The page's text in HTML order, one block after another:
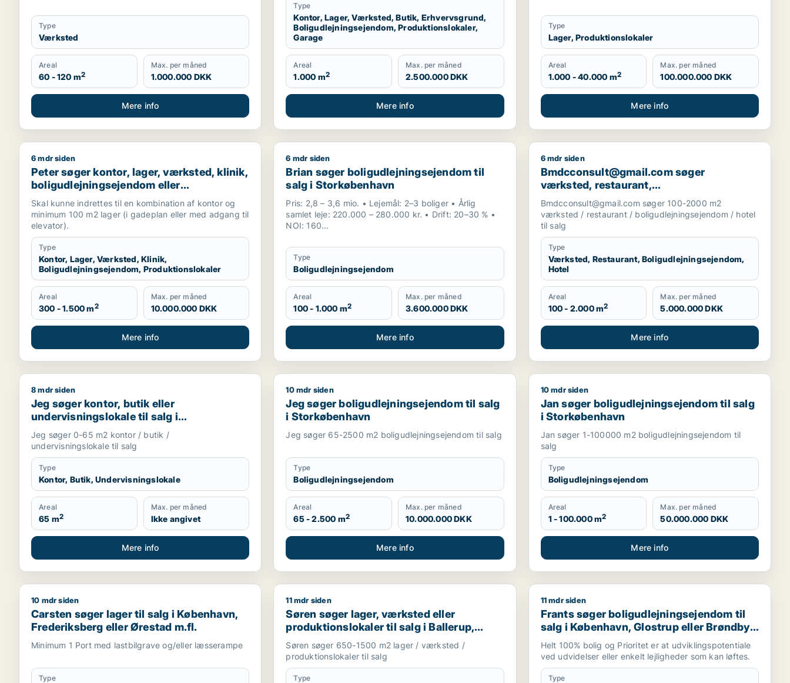
Type
Værksted
Areal
60 - 120 m2
Max. per måned
1.000.000 DKK
Mere info
Type
Kontor, Lager, Værksted, Butik, Erhvervsgrund,
Boligudlejningsejendom, Produktionslokaler,
Garage
Areal
1.000 m2
Max. per måned
2.500.000 DKK
Mere info
Type
Lager, Produktionslokaler
Areal
1.000 - 40.000 m2
Max. per måned
100.000.000 DKK
Mere info
Peter søger kontor, lager, værksted, klinik, boligudlejningsejendom eller produktionslokaler til salg i Frederiksberg, Østerbro eller Nordhavn m.fl.
6 mdr siden
Peter søger kontor, lager, værksted, klinik,
boligudlejningsejendom eller
produktionslokaler til salg i Frederiksberg,
Østerbro eller Nordhavn m.fl.
Skal kunne indrettes til en kombination af kontor og
minimum 100 m2 lager (i gadeplan eller med adgang til
elevator).
Type
Kontor, Lager, Værksted, Klinik,
Boligudlejningsejendom, Produktionslokaler
Areal
300 - 1.500 m2
Max. per måned
10.000.000 DKK
Mere info
Brian søger boligudlejningsejendom til salg i Storkøbenhavn
6 mdr siden
Brian søger boligudlejningsejendom til
salg i Storkøbenhavn
Pris: 2,8 – 3,6 mio. • Lejemål: 2–3 boliger • Årlig
samlet leje: 220.000 – 280.000 kr. • Drift: 20–30 % •
NOI: 160...
Type
Boligudlejningsejendom
Areal
100 - 1.000 m2
Max. per måned
3.600.000 DKK
Mere info
Bmdcconsult@gmail.com søger værksted,
6 mdr siden
Bmdcconsult@gmail.com søger
værksted, restaurant,
boligudlejningsejendom eller hotel til salg
i Storkøbenhavn
Bmdcconsult@gmail.com søger 100-2000 m2
værksted / restaurant / boligudlejningsejendom / hotel
til salg
Type
Værksted, Restaurant, Boligudlejningsejendom,
Hotel
Areal
100 - 2.000 m2
Max. per måned
5.000.000 DKK
Mere info
Jeg søger kontor, butik eller undervisningslokale til salg i Storkøbenhavn, Nordsjælland eller Fyn m.fl.
8 mdr siden
Jeg søger kontor, butik eller
undervisningslokale til salg i
Storkøbenhavn, Nordsjælland eller Fyn
m.fl.
Jeg søger 0-65 m2 kontor / butik /
undervisningslokale til salg
Type
Kontor, Butik, Undervisningslokale
Areal
65 m2
Max. per måned
Ikke angivet
Mere info
Jeg søger boligudlejningsejendom til salg i Storkøbenhavn
10 mdr siden
Jeg søger boligudlejningsejendom til salg
i Storkøbenhavn
Jeg søger 65-2500 m2 boligudlejningsejendom til salg
Type
Boligudlejningsejendom
Areal
65 - 2.500 m2
Max. per måned
10.000.000 DKK
Mere info
Jan søger boligudlejningsejendom til salg i
10 mdr siden
Jan søger boligudlejningsejendom til salg
i Storkøbenhavn
Jan søger 1-100000 m2 boligudlejningsejendom til
salg
Type
Boligudlejningsejendom
Areal
1 - 100.000 m2
Max. per måned
50.000.000 DKK
Mere info
Carsten søger lager til salg i København, Frederiksberg eller Ørestad m.fl.
10 mdr siden
Carsten søger lager til salg i København,
Frederiksberg eller Ørestad m.fl.
Minimum 1 Port med lastbilgrave og/eller læsserampe
Type
Søren søger lager, værksted eller produktionslokaler til salg i Ballerup, Kongens Lyngby eller Bagsværd m.fl.
11 mdr siden
Søren søger lager, værksted eller
produktionslokaler til salg i Ballerup,
Kongens Lyngby eller Bagsværd m.fl.
Søren søger 650-1500 m2 lager / værksted /
produktionslokaler til salg
Type
Frants søger boligudlejningsejendom til salg i
11 mdr siden
Frants søger boligudlejningsejendom til
salg i København, Glostrup eller Brøndby
m.fl.
Helt 100% bolig og Prioritet er at udviklingspotentiale
ved udvidelser eller enkelt lejligheder som kan løftes.
Type